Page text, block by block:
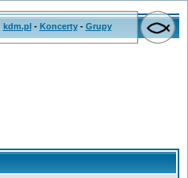
kdm.pl- Koncerty- Grupy